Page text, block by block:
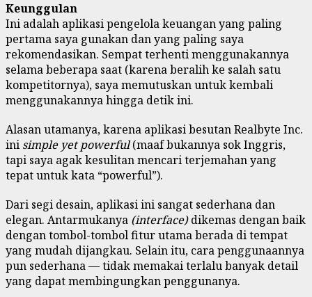
Keunggulan
Ini adalah aplikasi pengelola keuangan yang paling
pertama saya gunakan dan yang paling saya
rekomendasikan. Sempat terhenti menggunakannya
selama beberapa saat (karena beralih ke salah satu
kompetitornya), saya memutuskan untuk kembali
menggunakannya hingga detik ini.
Alasan utamanya, karena aplikasi besutan Realbyte Inc.
ini simple yet powerful(maaf bukannya sok Inggris,
tapi saya agak kesulitan mencari terjemahan yang
tepat untuk kata “powerful”).
Dari segi desain, aplikasi ini sangat sederhana dan
elegan. Antarmukanya (interface)dikemas dengan baik
dengan tombol-tombol fitur utama berada di tempat
yang mudah dijangkau. Selain itu, cara penggunaannya
pun sederhana — tidak memakai terlalu banyak detail
yang dapat membingungkan penggunanya.